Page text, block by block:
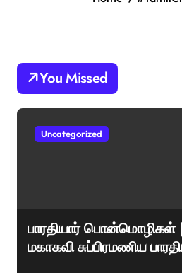
You Missed
Uncategorized
பாரதியார் பொன்மொழிகள் |
மகாகவி சுப்பிரமணிய